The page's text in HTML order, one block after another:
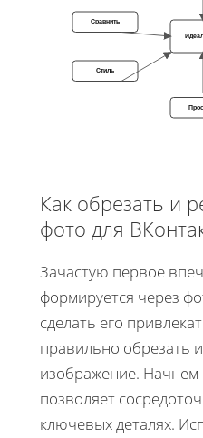
Стиль
Сравнить
Как обрезать и
фото для
Зачастую первое
формируется через
сделать его
правильно обрезать
изображение. Начнем
позволяет
ключевых деталях.